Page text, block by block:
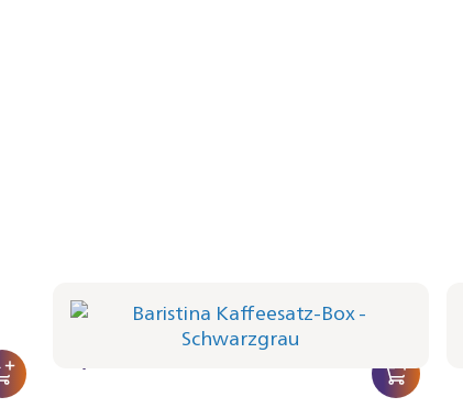
BAR313/60 | Philips
14,99 €